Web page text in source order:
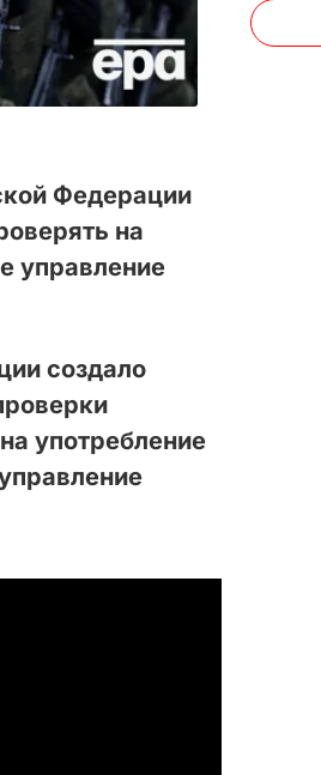
Федерации
на
управление
создало
употребление